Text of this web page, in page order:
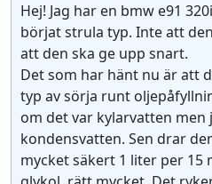
Hej! Jag har en bmw e91
börjat strula typ. Inte att
att den ska ge upp snart.
Det som har hänt nu är att
typ av sörja runt
om det var kylarvatten
kondensvatten. Sen drar
mycket säkert 1 liter per 15